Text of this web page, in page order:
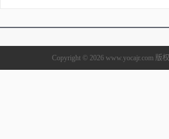
Copyright © 2026 www.yocajr.com